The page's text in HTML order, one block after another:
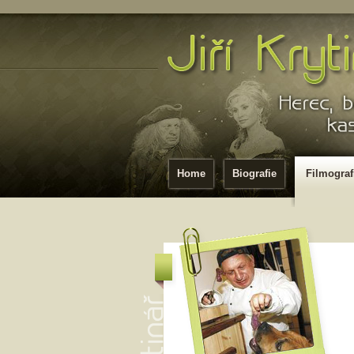
Home Biografie